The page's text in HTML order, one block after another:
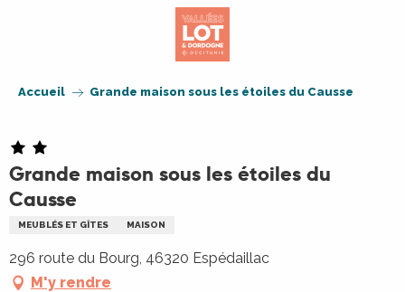
Accueil Grande maison sous les étoiles du Causse
Grande maison sous les étoiles du
Causse
MEUBLÉS ET GÎTES MAISON
296 route du Bourg, 46320 Espédaillac
M'y rendre